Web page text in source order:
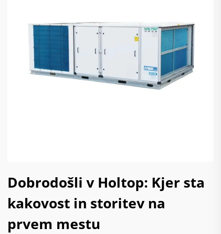
Dobrodošli v Holtop: Kjer sta
kakovost in storitev na
prvem mestu